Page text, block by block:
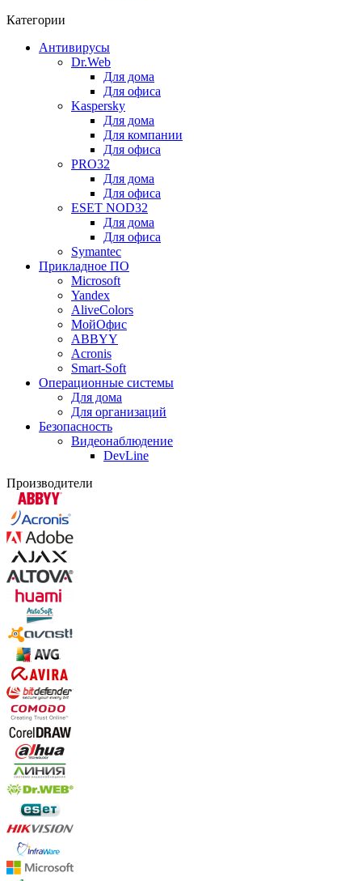
Категории
Антивирусы
Dr.Web
Для дома
Для офиса
Kaspersky
Для дома
Для компании
Для офиса
PRO32
Для дома
Для офиса
ESET NOD32
Для дома
Для офиса
Symantec
Прикладное ПО
Microsoft
Yandex
AliveColors
МойОфис
ABBYY
Acronis
Smart-Soft
Операционные системы
Для дома
Для организаций
Безопасность
Видеонаблюдение
DevLine
Производители